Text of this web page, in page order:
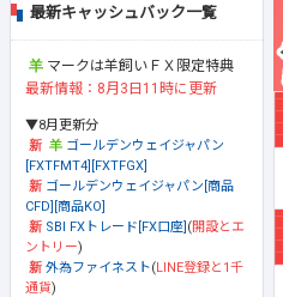
最新キャッシュバック一覧
マークは羊飼いＦＸ限定特典
最新情報：8月3日11時に更新
▼8月更新分
ゴールデンウェイジャパン
[FXTFMT4][FXTFGX]
ゴールデンウェイジャパン[商品
CFD][商品KO]
SBI FXトレード[FX口座] (開設とエ
ントリー)
外為ファイネスト(LINE登録と1千
通貨)